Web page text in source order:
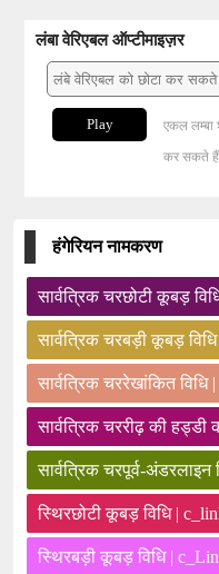
लंबा वेरिएबल ऑप्टीमाइज़र
Play
एकल लम्बा
कर सकते
हंगेरियन नामकरण
सार्वत्रिक चरछोटी कूबड़
सार्वत्रिक चरबड़ी कूबड़
सार्वत्रिक चररेखांकित विधि
सार्वत्रिक चररीढ़ की हड्डी
सार्वत्रिक चरपूर्व-अंडरलाइन
स्थिरछोटी कूबड़ विधि |
स्थिरबड़ी कूबड़ विधि |